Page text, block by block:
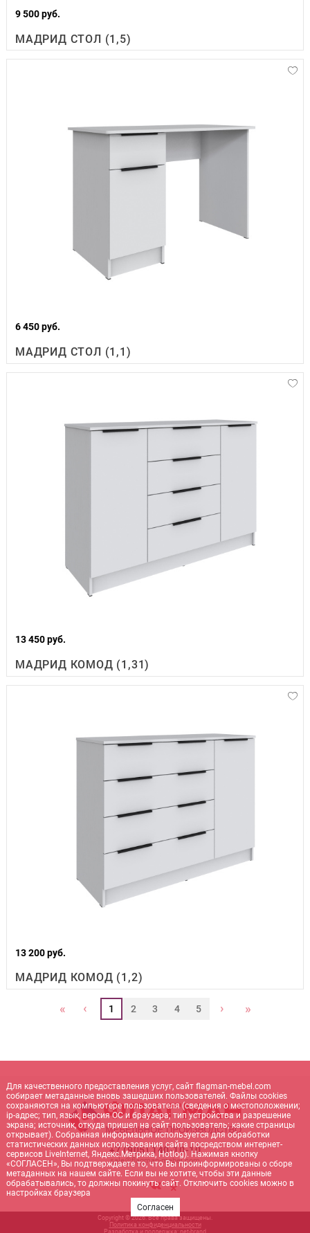
9 500 руб.
МАДРИД СТОЛ (1,5)
6 450 руб.
МАДРИД СТОЛ (1,1)
13 450 руб.
МАДРИД КОМОД (1,31)
13 200 руб.
МАДРИД КОМОД (1,2)
« ‹ 1 2 3 4 5 › »
+7 (905) 140-10-10
sale@flagman-mebel.com
Copyright © 2026. Все права защищены.
Политика конфиденциальности
Разработка и поддержка: net- brand
Для качественного предоставления услуг, сайт flagman-mebel.com
собирает метаданные вновь зашедших пользователей. Файлы cookies
сохраняются на компьютере пользователя (сведения о местоположении;
ip-адрес; тип, язык, версия ОС и браузера; тип устройства и разрешение
экрана; источник, откуда пришел на сайт пользователь; какие страницы
открывает). Собранная информация используется для обработки
статистических данных использования сайта посредством интернет-
сервисов LiveInternet, Яндекс.Метрика, Hotlog). Нажимая кнопку
«СОГЛАСЕН», Вы подтверждаете то, что Вы проинформированы о сборе
метаданных на нашем сайте. Если вы не хотите, чтобы эти данные
обрабатывались, то должны покинуть сайт. Отключить cookies можно в
настройках браузера
Согласен